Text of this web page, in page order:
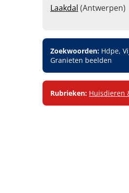
Laakdal (Antwerpen)
Zoekwoorden: Hdpe,
Granieten beelden
Rubrieken: Huisdieren